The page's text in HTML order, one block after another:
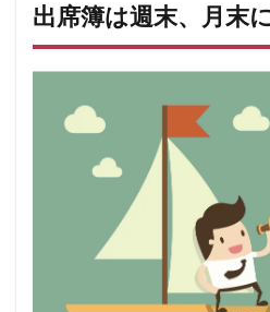
出席簿は週末、月末